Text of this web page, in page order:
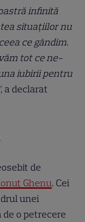
infinită
situațiilor nu
ce gândim.
tot ce ne-
iubirii pentru
a declarat
de
Ghenu. Cei
unei
o petrecere